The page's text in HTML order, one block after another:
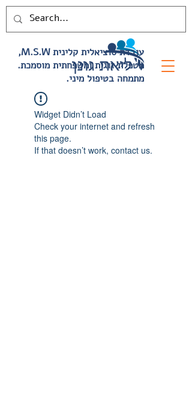
,M.S.W עובדת סוציאלית קלינית
.מטפלת זוגית ומשפחתית מוסמכת
.מתמחה בטיפול מיני
Widget Didn’t Load
Check your internet and refresh
this page.
If that doesn’t work, contact us.